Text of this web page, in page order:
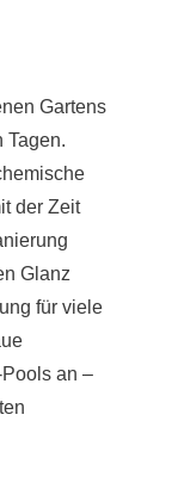
Gartens
Tagen.
der Zeit
Glanz
für viele
an –